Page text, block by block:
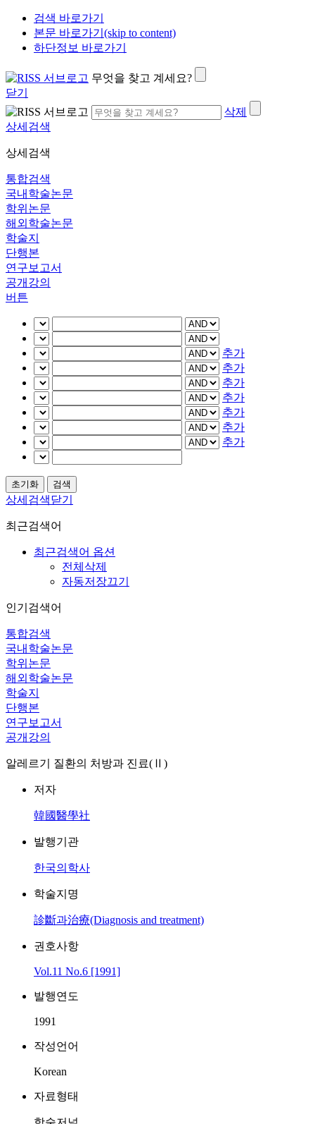
검색 바로가기
본문 바로가기(skip to content)
하단정보 바로가기
무엇을 찾고 계세요?
닫기
삭제
상세검색
상세검색
통합검색
국내학술논문
학위논문
해외학술논문
학술지
단행본
연구보고서
공개강의
버튼
추가
추가
추가
추가
추가
추가
추가
상세검색닫기
최근검색어
최근검색어 옵션
전체삭제
자동저장끄기
인기검색어
통합검색
국내학술논문
학위논문
해외학술논문
학술지
단행본
연구보고서
공개강의
알레르기 질환의 처방과 진료(Ⅱ)
저자
韓國醫學社
발행기관
한국의학사
학술지명
診斷과治療(Diagnosis and treatment)
권호사항
Vol.11 No.6 [1991]
발행연도
1991
작성언어
Korean
자료형태